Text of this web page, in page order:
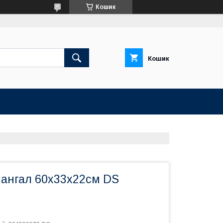
Кошик
Кошик
60х33х22см DS